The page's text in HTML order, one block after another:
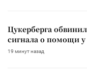
Цукерберга
сигнала о помощи у
19 минут назад